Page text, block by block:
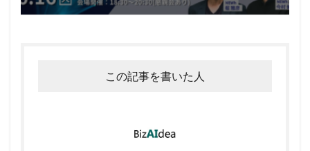
この記事を書いた人